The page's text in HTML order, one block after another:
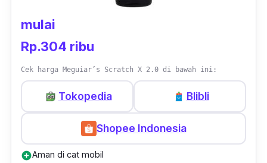
mulai
Rp.304 ribu
Cek harga Meguiar’s Scratch X 2.0 di bawah ini:
Tokopedia Blibli
Shopee Indonesia
add_circleAman di cat mobil